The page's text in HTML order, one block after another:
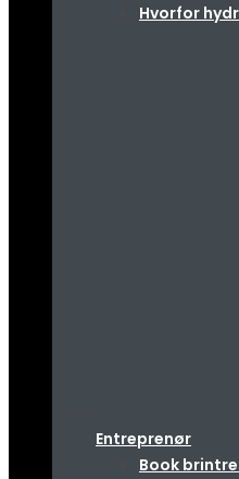
Hvorfor
Entreprenør
Book